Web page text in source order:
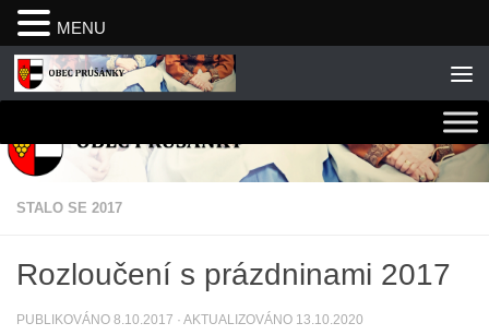
Skip to content
STALO SE 2017
Rozloučení s prázdninami 2017
PUBLIKOVÁNO 8.10.2017 · AKTUALIZOVÁNO 13.10.2020
MENU